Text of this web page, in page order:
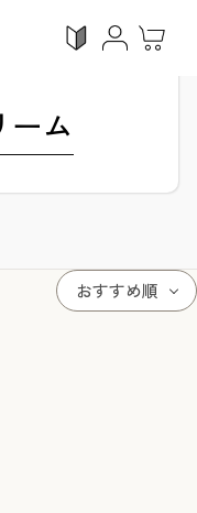
ム
おすすめ順
/ 薬用美白クリ